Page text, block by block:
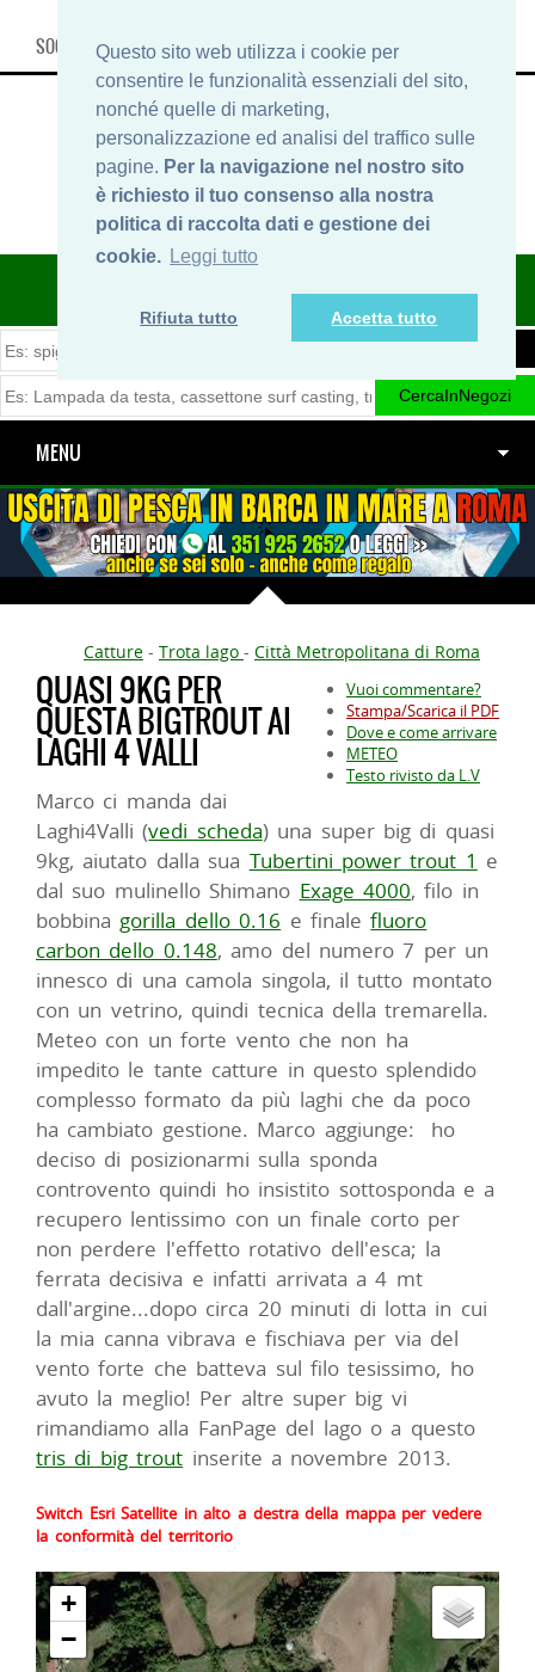
Questo sito web utilizza i cookie per
consentire le funzionalità essenziali del sito,
nonché quelle di marketing,
personalizzazione ed analisi del traffico sulle
pagine. Per la navigazione nel nostro sito
è richiesto il tuo consenso alla nostra
politica di raccolta dati e gestione dei
cookie. Leggi tutto
Rifiuta tutto Accetta tutto
SOCIAL, INFO & SHOP
ITINERARIDIPESCA.IT
MENU
Catture - Trota lago - Città Metropolitana di Roma
Vuoi commentare?
Stampa/Scarica il PDF
Dove e come arrivare
METEO
Testo rivisto da L.V
QUASI 9KG PER
QUESTA BIGTROUT AI
LAGHI 4 VALLI
Marco ci manda dai
Laghi4Valli (vedi scheda) una super big di quasi
9kg, aiutato dalla sua Tubertini power trout 1 e
dal suo mulinello Shimano Exage 4000, filo in
bobbina gorilla dello 0.16 e finalefluoro
carbon dello 0.148, amo del numero 7 per un
innesco di una camola singola, il tutto montato
con un vetrino, quindi tecnica della tremarella.
Meteo con un forte vento che non ha
impedito le tante catture in questo splendido
complesso formato da più laghi che da poco
ha cambiato gestione. Marco aggiunge: ho
deciso di posizionarmi sulla sponda
controvento quindi ho insistito sottosponda e a
recupero lentissimo con un finale corto per
non perdere l'effetto rotativo dell'esca; la
ferrata decisiva e infatti arrivata a 4 mt
dall'argine...dopo circa 20 minuti di lotta in cui
la mia canna vibrava e fischiava per via del
vento forte che batteva sul filo tesissimo, ho
avuto la meglio! Per altre super big vi
rimandiamo alla FanPage del lago o a questo
tris di big trout inserite a novembre 2013.
Switch Esri Satellite in alto a destra della mappa per vedere
la conformità del territorio
+
−